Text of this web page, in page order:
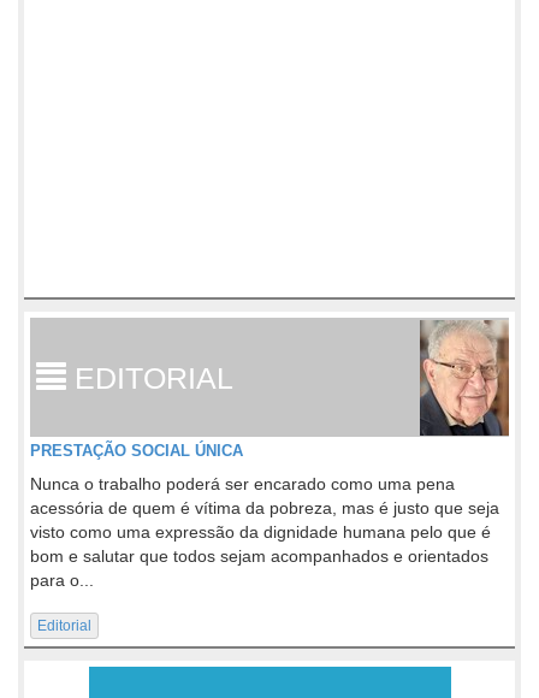
EDITORIAL
PRESTAÇÃO SOCIAL ÚNICA
Nunca o trabalho poderá ser encarado como uma pena
acessória de quem é vítima da pobreza, mas é justo que seja
visto como uma expressão da dignidade humana pelo que é
bom e salutar que todos sejam acompanhados e orientados
para o...
Editorial